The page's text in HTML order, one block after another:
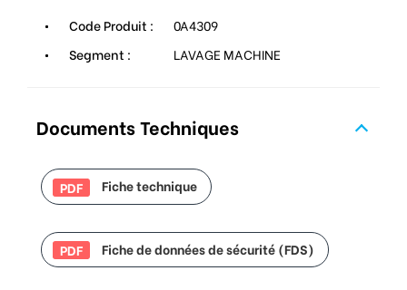
Code Produit :
0A4309
Segment :
LAVAGE MACHINE
Documents Techniques
PDF Fiche technique
PDF Fiche de données de sécurité (FDS)